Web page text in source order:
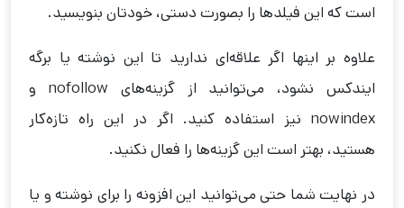
است که این فیلد‌ها را بصورت دستی، خودتان بنویسید.
علاوه بر اینها اگر علاقه‌ای ندارید تا این نوشته یا برگه
ایندکس نشود، می‌توانید از گزینه‌های nofollow و
nowindex نیز استفاده کنید. اگر در این راه تازه‌کار
هستید، بهتر است این گزینه‌ها را فعال نکنید.
در نهایت شما حتی ‌می‌توانید این افزونه را برای نوشته و یا